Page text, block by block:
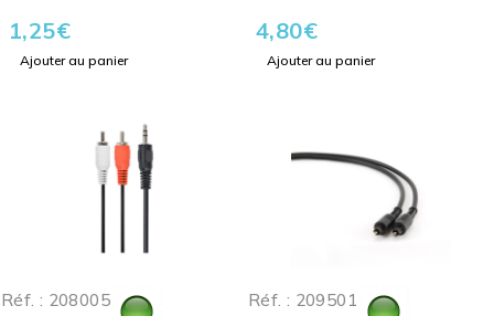
1,25€
Ajouter au panier
4,80€
Ajouter au panier
Réf. : 208005 Réf. : 209501